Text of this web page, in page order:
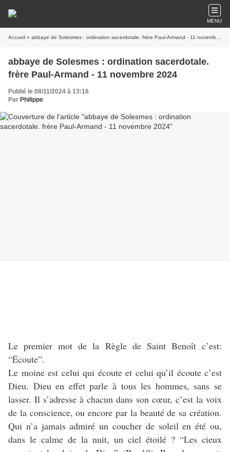
MENU
Accueil » abbaye de Solesmes : ordination sacerdotale. frère Paul-Armand - 11 novembre 2024
abbaye de Solesmes : ordination sacerdotale.
frère Paul-Armand - 11 novembre 2024
Publié le 08/11/2024 à 13:16
Par Philippe
Le premier mot de la Règle de Saint Benoît c’est:
“Écoute”.
Le moine est celui qui écoute et celui qu’il écoute c’est
Dieu. Dieu en effet parle à tous les hommes, sans se
lasser. Il s’adresse à chacun dans son cœur, c’est la voix
de la conscience, ou encore par la beauté de sa création.
Qui n’a jamais admiré un coucher de soleil en été ou,
dans le calme de la nuit, un ciel étoilé ? “Les cieux